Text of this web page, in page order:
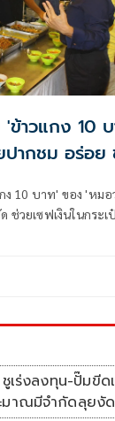
ข้าวแกง 10
บาท' ของ 'หมอวรงค์' เอ่
ช่วยเซฟเงินในกระ
ชูเร่งลงทุน-ปั๊มขี
มาณมีจำกัดลุยงั